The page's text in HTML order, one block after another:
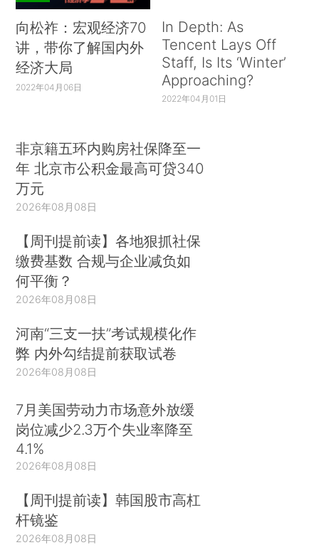
向松祚：宏观经济70
讲，带你了解国内外
经济大局
2022年04月06日
In Depth: As
Tencent Lays Off
Staff, Is Its ‘Winter’
Approaching?
2022年04月01日
非京籍五环内购房社保降至一
年 北京市公积金最高可贷340
万元
2026年08月08日
【周刊提前读】各地狠抓社保
缴费基数 合规与企业减负如
何平衡？
2026年08月08日
河南“三支一扶”考试规模化作
弊 内外勾结提前获取试卷
2026年08月08日
7月美国劳动力市场意外放缓
岗位减少2.3万个失业率降至
4.1%
2026年08月08日
【周刊提前读】韩国股市高杠
杆镜鉴
2026年08月08日